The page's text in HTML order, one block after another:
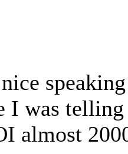
I was
almost